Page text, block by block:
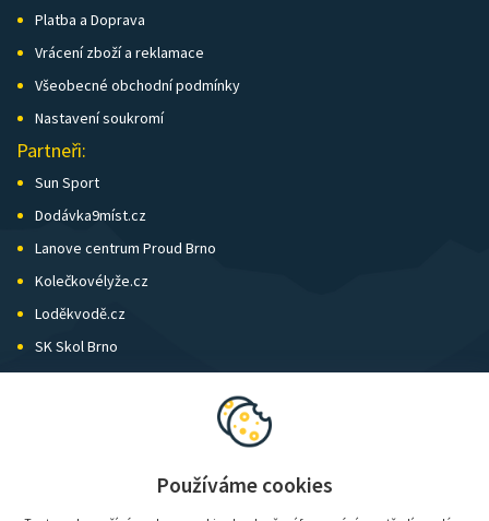
Platba a Doprava
Vrácení zboží a reklamace
Všeobecné obchodní podmínky
Nastavení soukromí
Partneři:
Sun Sport
Dodávka9míst.cz
Lanove centrum Proud Brno
Kolečkovélyže.cz
Loděkvodě.cz
SK Skol Brno
Biatlon Brno
Používáme cookies